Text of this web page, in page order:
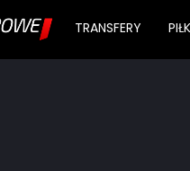
TRANSFERY